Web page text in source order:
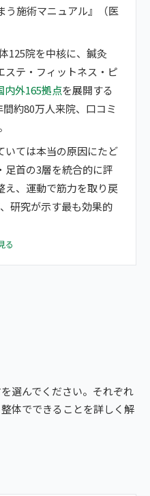
う施術マニュアル』（医
125院を中核に、鍼灸
ステ・フィットネス・ピ
内外165拠点を展開する
約80万人来院、口コミ
いては本当の原因にたど
足首の3層を統合的に評
え、運動で筋力を取り戻
研究が示す最も効果的
る
選んでください。それぞれ
体でできることを詳しく解